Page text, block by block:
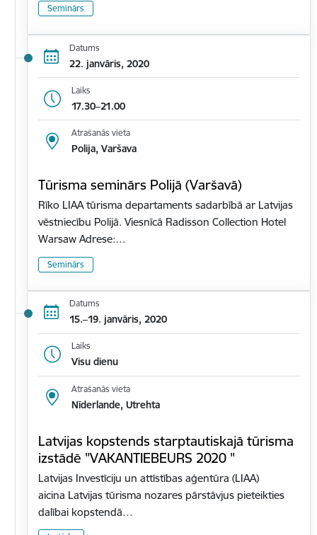
Seminārs
Datums
22. janvāris, 2020
Laiks
17.30–21.00
Atrašanās vieta
Polija, Varšava
Tūrisma seminārs Polijā (Varšavā)
Rīko LIAA tūrisma departaments sadarbībā ar Latvijas
vēstniecību Polijā. Viesnīcā Radisson Collection Hotel
Warsaw Adrese:…
Seminārs
Datums
15.–19. janvāris, 2020
Laiks
Visu dienu
Atrašanās vieta
Nīderlande, Utrehta
Latvijas kopstends starptautiskajā tūrisma
izstādē "VAKANTIEBEURS 2020 "
Latvijas Investīciju un attīstības aģentūra (LIAA)
aicina Latvijas tūrisma nozares pārstāvjus pieteikties
dalībai kopstendā…